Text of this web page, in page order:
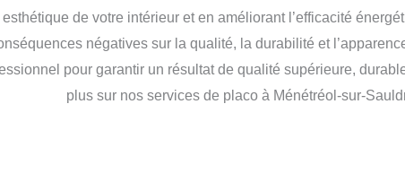
de votre intérieur et en améliorant l’efficacité
négatives sur la qualité, la durabilité et
pour garantir un résultat de qualité supérieure,
plus sur nos services de placo à Ménétréol-sur-